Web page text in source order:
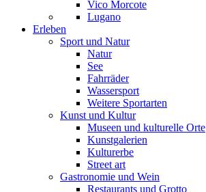
Vico Morcote
Lugano
Erleben
Sport und Natur
Natur
See
Fahrräder
Wassersport
Weitere Sportarten
Kunst und Kultur
Museen und kulturelle Orte
Kunstgalerien
Kulturerbe
Street art
Gastronomie und Wein
Restaurants und Grotto